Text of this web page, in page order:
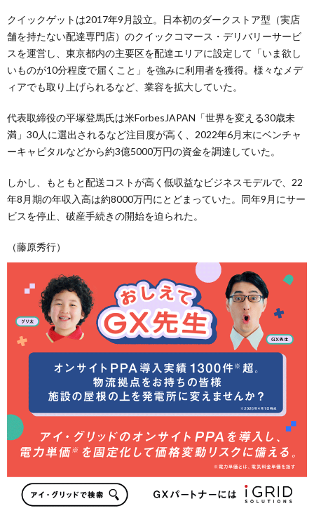
クイックゲットは2017年9月設立。日本初のダークストア型（実店
舗を持たない配達専門店）のクイックコマース・デリバリーサービ
スを運営し、東京都内の主要区を配達エリアに設定して「いま欲し
いものが10分程度で届くこと」を強みに利用者を獲得。様々なメデ
ィアでも取り上げられるなど、業容を拡大していた。
代表取締役の平塚登馬氏は米ForbesJAPAN「世界を変える30歳未
満」30人に選出されるなど注目度が高く、2022年6月末にベンチャ
ーキャピタルなどから約3億5000万円の資金を調達していた。
しかし、もともと配送コストが高く低収益なビジネスモデルで、22
年8月期の年収入高は約8000万円にとどまっていた。同年9月にサー
ビスを停止、破産手続きの開始を迫られた。
（藤原秀行）